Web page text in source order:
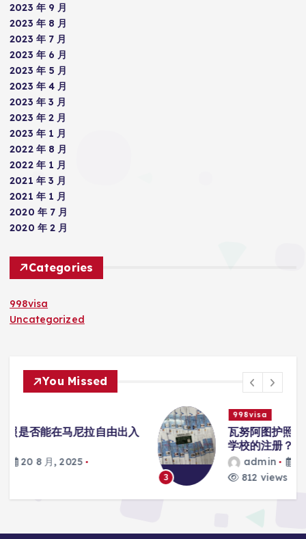
2023 年 9 月
2023 年 8 月
2023 年 7 月
2023 年 6 月
2023 年 5 月
2023 年 4 月
2023 年 3 月
2023 年 2 月
2023 年 1 月
2022 年 8 月
2022 年 1 月
2021 年 3 月
2021 年 1 月
2020 年 7 月
2020 年 2 月
Categories
998visa
Uncategorized
You Missed
瓦努阿图护照是否能在马尼拉使用国际
学校的注册？
20 8 月, 2025